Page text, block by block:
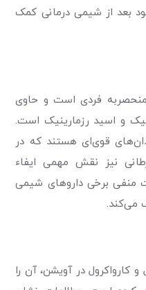
بعد از شیمی درمانی کمک
منحصربه فردی است و حاوی
و اسید رزمارینیک است.
قوی‌ای هستند که در
نیز نقش مهمی ایفاء
منفی برخی داروهای شیمی
می‌کند.
کارواکرول در آویشن، آن را